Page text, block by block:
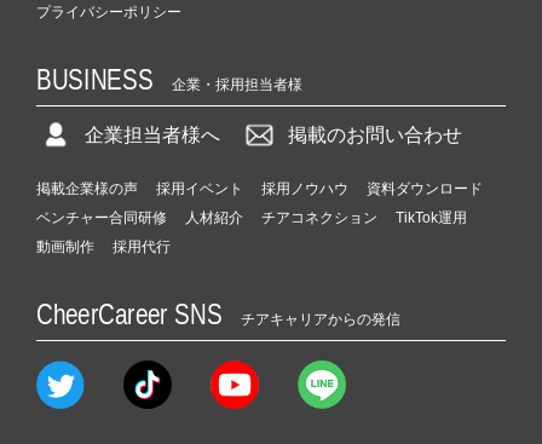
プライバシーポリシー
BUSINESS 企業・採用担当者様
企業担当者様へ 掲載のお問い合わせ
掲載企業様の声 採用イベント 採用ノウハウ
資料ダウンロード
ベンチャー合同研修
人材紹介 チアコネクション
TikTok運用
動画制作
採用代行
CheerCareer SNS チアキャリアからの発信